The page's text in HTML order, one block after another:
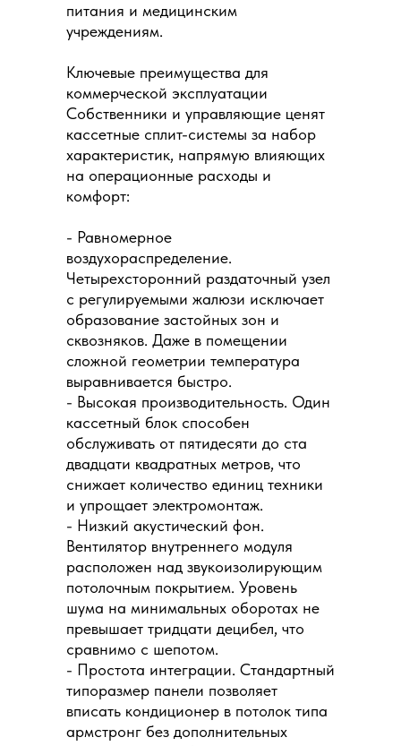
питания и медицинским
учреждениям.
Ключевые преимущества для
коммерческой эксплуатации
Собственники и управляющие ценят
кассетные сплит-системы за набор
характеристик, напрямую влияющих
на операционные расходы и
комфорт:
- Равномерное
воздухораспределение.
Четырехсторонний раздаточный узел
с регулируемыми жалюзи исключает
образование застойных зон и
сквозняков. Даже в помещении
сложной геометрии температура
выравнивается быстро.
- Высокая производительность. Один
кассетный блок способен
обслуживать от пятидесяти до ста
двадцати квадратных метров, что
снижает количество единиц техники
и упрощает электромонтаж.
- Низкий акустический фон.
Вентилятор внутреннего модуля
расположен над звукоизолирующим
потолочным покрытием. Уровень
шума на минимальных оборотах не
превышает тридцати децибел, что
сравнимо с шепотом.
- Простота интеграции. Стандартный
типоразмер панели позволяет
вписать кондиционер в потолок типа
армстронг без дополнительных